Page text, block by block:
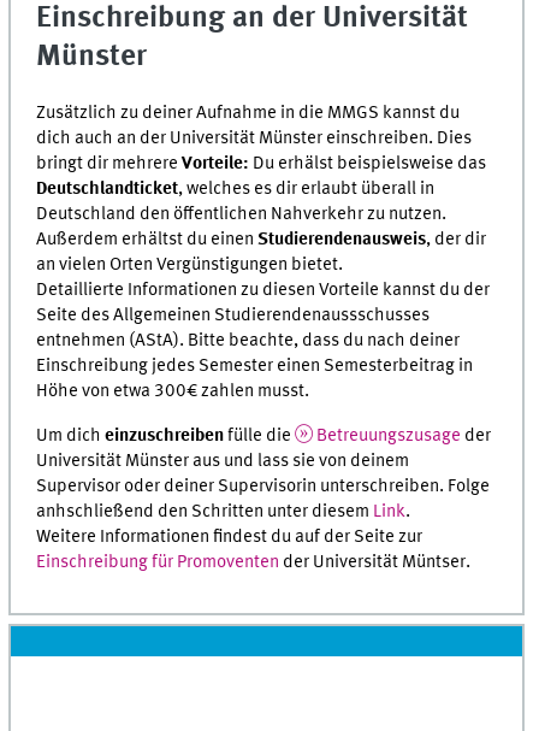
Einschreibung an der Universität
Münster
Zusätzlich zu deiner Aufnahme in die MMGS kannst du
dich auch an der Universität Münster einschreiben. Dies
bringt dir mehrereVorteile: Du erhälst beispielsweise das
Deutschlandticket, welches es dir erlaubt überall in
Deutschland den öffentlichen Nahverkehr zu nutzen.
Außerdem erhältst du einenStudierendenausweis, der dir
an vielen Orten Vergünstigungen bietet.
Detaillierte Informationen zu diesen Vorteile kannst du der
Seite des Allgemeinen Studierendenaussschusses
entnehmen (AStA). Bitte beachte, dass du nach deiner
Einschreibung jedes Semester einen Semesterbeitrag in
Höhe von etwa 300€ zahlen musst.
Um dicheinzuschreibenfülle die Betreuungszusage der
Universität Münster aus und lass sie von deinem
Supervisor oder deiner Supervisorin unterschreiben. Folge
anhschließend den Schritten unter diesem Link.
Weitere Informationen findest du auf der Seite zur
Einschreibung für Promoventen der Universität Müntser.